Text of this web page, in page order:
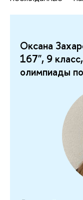
Оксана
167", 9
олимпиады